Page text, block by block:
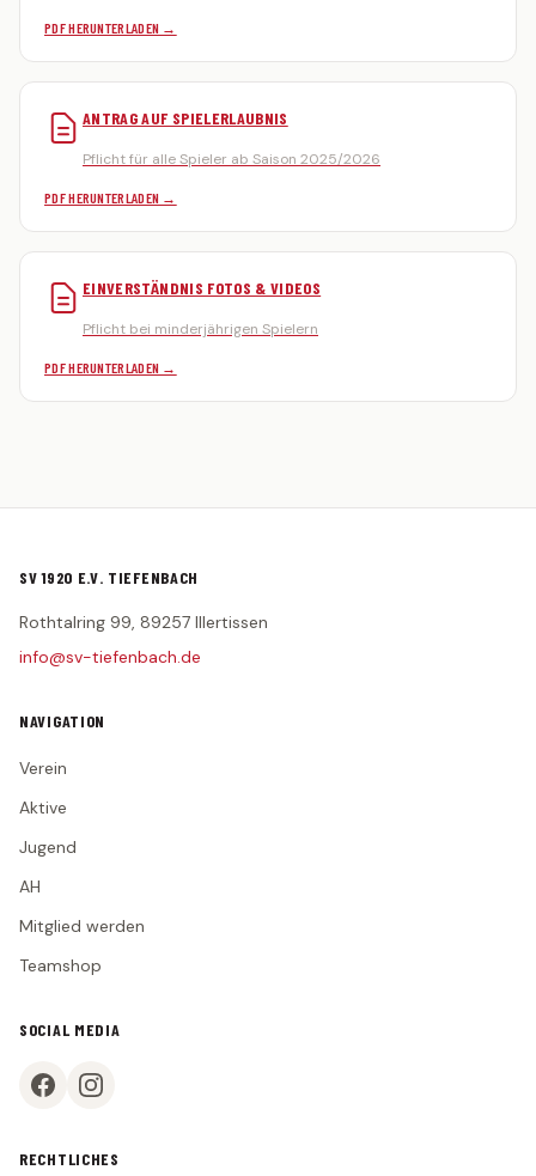
PDF HERUNTERLADEN →
ANTRAG AUF SPIELERLAUBNIS
Pflicht für alle Spieler ab Saison 2025/2026
PDF HERUNTERLADEN →
EINVERSTÄNDNIS FOTOS & VIDEOS
Pflicht bei minderjährigen Spielern
PDF HERUNTERLADEN →
SV 1920 E.V. TIEFENBACH
Rothtalring 99, 89257 Illertissen
info@sv-tiefenbach.de
NAVIGATION
Verein
Aktive
Jugend
AH
Mitglied werden
Teamshop
SOCIAL MEDIA
RECHTLICHES